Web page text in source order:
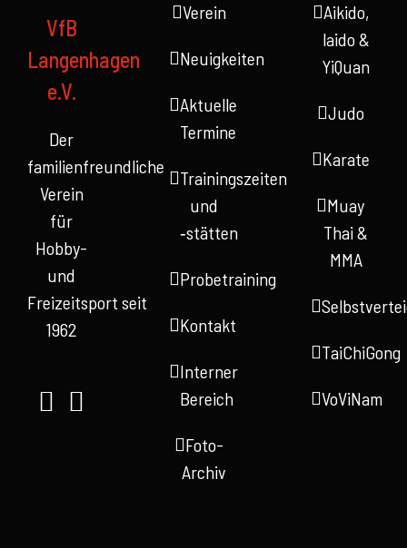
VfB
Langenhagen
e.V.
Der
familienfreundliche
Verein
für
Hobby-
und
Freizeitsport seit
1962
Verein
Neuigkeiten
Aktuelle
Termine
Trainingszeiten
und
‑stätten
Probetraining
Kontakt
Interner
Bereich
Foto-
Archiv
Aikido,
laido &
YiQuan
Judo
Karate
Muay
Thai &
MMA
TaiChiGong
VoViNam